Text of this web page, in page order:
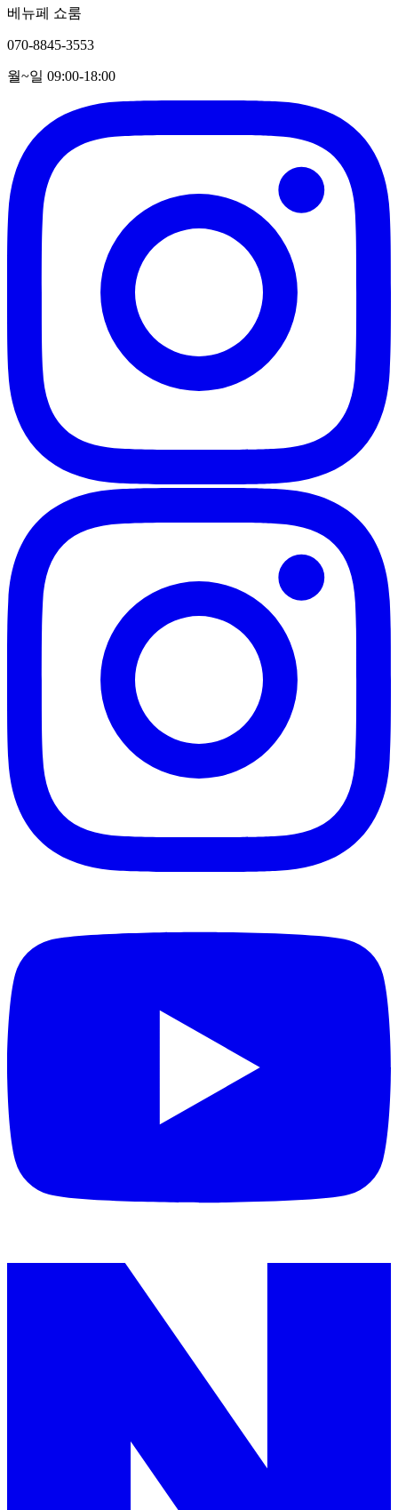
베뉴페 쇼룸
070-8845-3553
월~일 09:00-18:00